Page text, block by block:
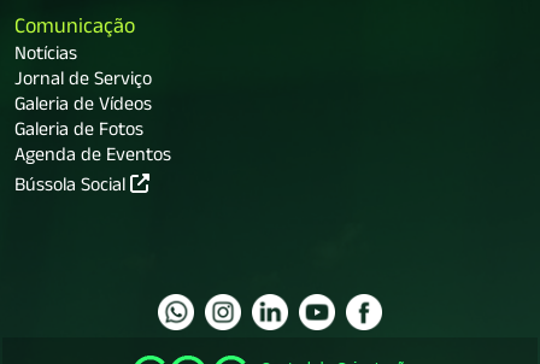
Comunicação
Notícias
Jornal de Serviço
Galeria de Vídeos
Galeria de Fotos
Agenda de Eventos
Bússola Social